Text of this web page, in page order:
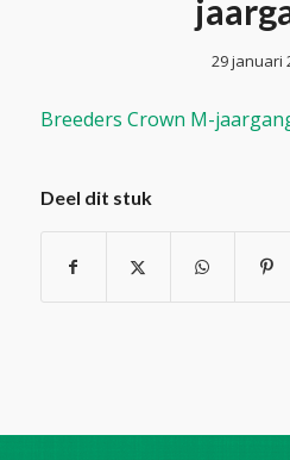
29 januari
Breeders Crown M-
Deel dit stuk